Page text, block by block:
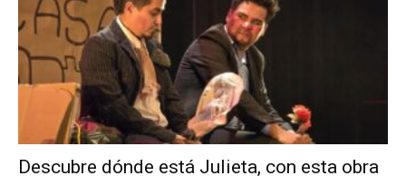
Descubre dónde está Julieta, con esta obra